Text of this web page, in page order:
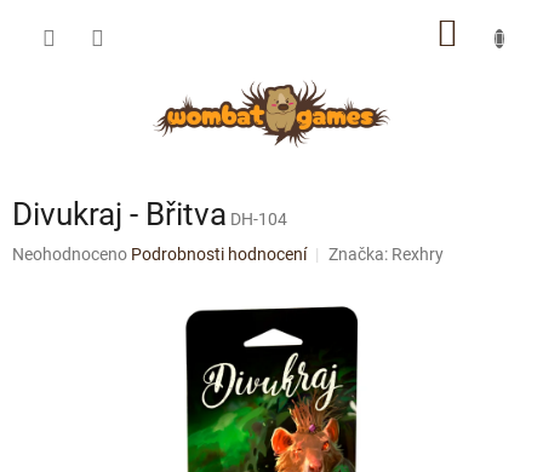
Divukraj - Břitva DH-104
Průměrné
Neohodnoceno Podrobnosti hodnocení Značka: Rexhry